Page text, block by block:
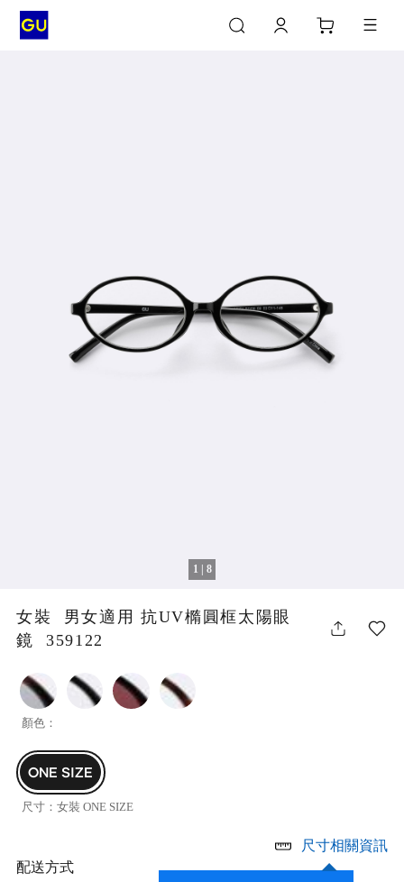
1 | 8
女裝 男女適用 抗UV橢圓框太陽眼
鏡 359122
顏色：
ONE SIZE
尺寸： 女裝 ONE SIZE
尺寸相關資訊
配送方式